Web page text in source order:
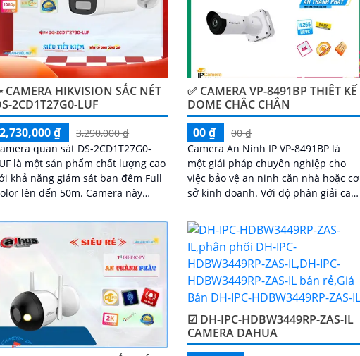
CAMERA HIKVISION SẮC NÉT
2CD1T27G0-LUF
2,730,000 ₫
3,290,000 ₫
quan sát DS-2CD1T27G0-
là một sản phẩm chất lượng cao
khả năng giám sát ban đêm Full
lên đến 50m. Camera này
màu sắc rõ nét và sáng trong
đêm mà còn đảm bảo chất lượng
Full HD 1080P
✅ CAMERA VP-8491BP THIÊT KẾ
DOME CHẮC CHẮN
00 ₫
00 ₫
Camera An Ninh IP VP-8491BP là
một giải pháp chuyên nghiệp cho
việc bảo vệ an ninh căn nhà hoặc cơ
sở kinh doanh. Với độ phân giải cao
dùng xem hình ảnh sắc nét và chi
tiết từ xa
☑ DH-IPC-HDBW3449RP-ZAS-IL
CAMERA DAHUA